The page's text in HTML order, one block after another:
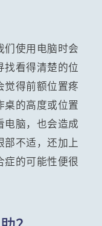
们使用电脑时会
找看得清楚的位
觉得前额位置疼
桌的高度或位置
电脑，也会造成
不适，还加上
症的可能性便很